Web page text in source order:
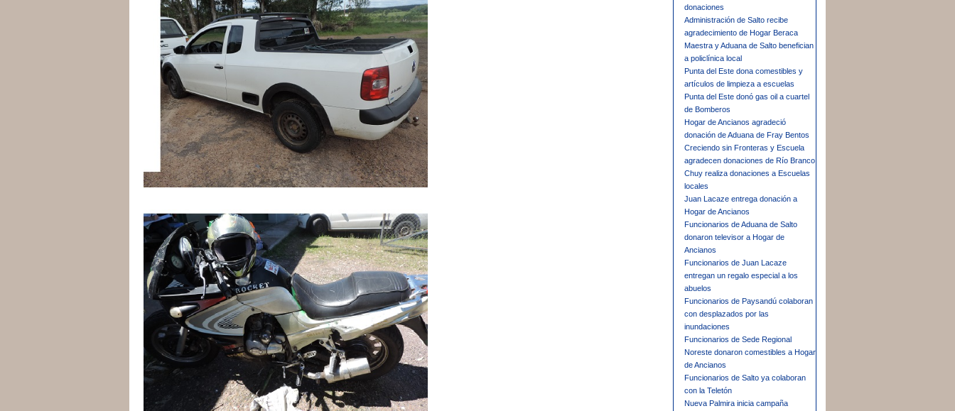
donaciones
Administración de Salto recibe
agradecimiento de Hogar Beraca
Maestra y Aduana de Salto benefician
a policlínica local
Punta del Este dona comestibles y
artículos de limpieza a escuelas
Punta del Este donó gas oil a cuartel
de Bomberos
Hogar de Ancianos agradeció
donación de Aduana de Fray Bentos
Creciendo sin Fronteras y Escuela
agradecen donaciones de Río Branco
Chuy realiza donaciones a Escuelas
locales
Juan Lacaze entrega donación a
Hogar de Ancianos
Funcionarios de Aduana de Salto
donaron televisor a Hogar de
Ancianos
Funcionarios de Juan Lacaze
entregan un regalo especial a los
abuelos
Funcionarios de Paysandú colaboran
con desplazados por las
inundaciones
Funcionarios de Sede Regional
Noreste donaron comestibles a Hogar
de Ancianos
Funcionarios de Salto ya colaboran
con la Teletón
Nueva Palmira inicia campaña